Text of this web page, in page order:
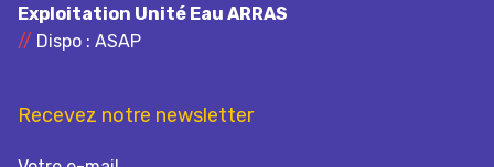
Exploitation Unité Eau ARRAS
// Dispo : ASAP
Recevez notre newsletter
V